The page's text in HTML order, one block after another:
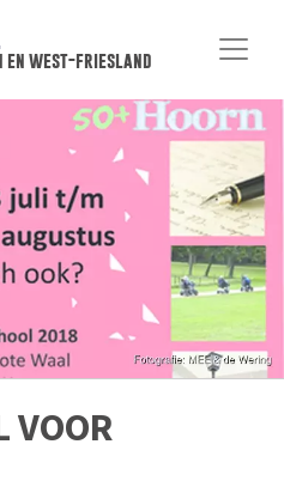
en west-friesland
VOOR